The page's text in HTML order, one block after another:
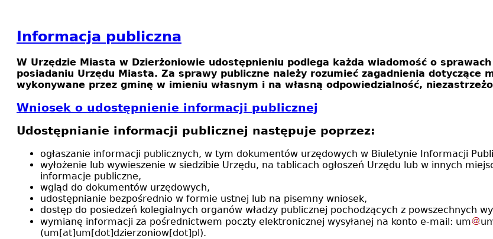
Informacja publiczna
W Urzędzie Miasta w Dzierżoniowie udostępnieniu podlega każda wiadomość o
posiadaniu Urzędu Miasta. Za sprawy publiczne należy rozumieć zagadnienia dotyczące
wykonywane przez gminę w imieniu własnym i na własną odpowiedzialność,
Wniosek o udostępnienie informacji publicznej
Udostępnianie informacji publicznej następuje poprzez:
ogłaszanie informacji publicznych, w tym dokumentów urzędowych w Biuletynie Informacji
wyłożenie lub wywieszenie w siedzibie Urzędu, na tablicach ogłoszeń Urzędu lub w innych
informacje publiczne,
wgląd do dokumentów urzędowych,
udostępnianie bezpośrednio w formie ustnej lub na pisemny wniosek,
dostęp do posiedzeń kolegialnych organów władzy publicznej pochodzących z powszechnych
wymianę informacji za pośrednictwem poczty elektronicznej wysyłanej na konto e-mail: um
(um[at]um[dot]dzierzoniow[dot]pl).